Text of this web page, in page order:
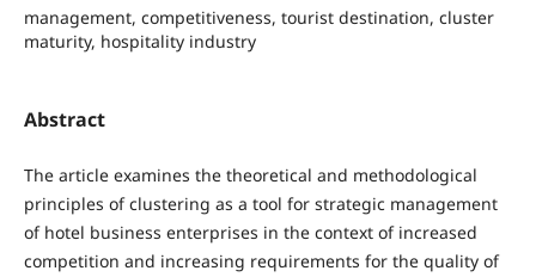
management, competitiveness, tourist destination, cluster
maturity, hospitality industry
Abstract
The article examines the theoretical and methodological
principles of clustering as a tool for strategic management
of hotel business enterprises in the context of increased
competition and increasing requirements for the quality of